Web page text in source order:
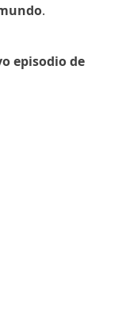
.
episodio de